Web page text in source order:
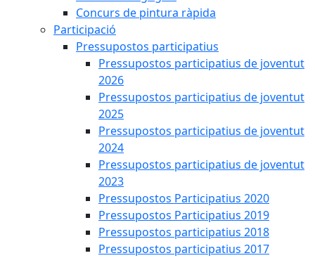
Concurs de pintura ràpida
Participació
Pressupostos participatius
Pressupostos participatius de joventut
2026
Pressupostos participatius de joventut
2025
Pressupostos participatius de joventut
2024
Pressupostos participatius de joventut
2023
Pressupostos Participatius 2020
Pressupostos Participatius 2019
Pressupostos participatius 2018
Pressupostos participatius 2017